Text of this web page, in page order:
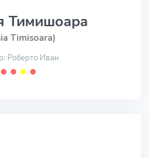
Тимишоара
Timisoara)
Роберто Иван
⬤ ⬤ ⬤ ⬤